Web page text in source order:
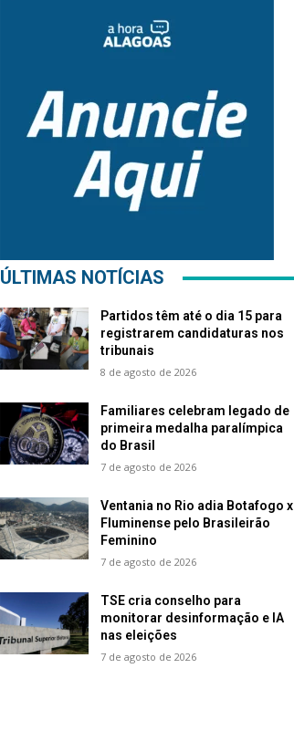
ÚLTIMAS NOTÍCIAS
Partidos têm até o dia 15 para
registrarem candidaturas nos
tribunais
8 de agosto de 2026
Familiares celebram legado de
primeira medalha paralímpica
do Brasil
7 de agosto de 2026
Ventania no Rio adia Botafogo x
Fluminense pelo Brasileirão
Feminino
7 de agosto de 2026
TSE cria conselho para
monitorar desinformação e IA
nas eleições
7 de agosto de 2026